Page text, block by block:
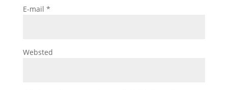
E-mail *
Websted